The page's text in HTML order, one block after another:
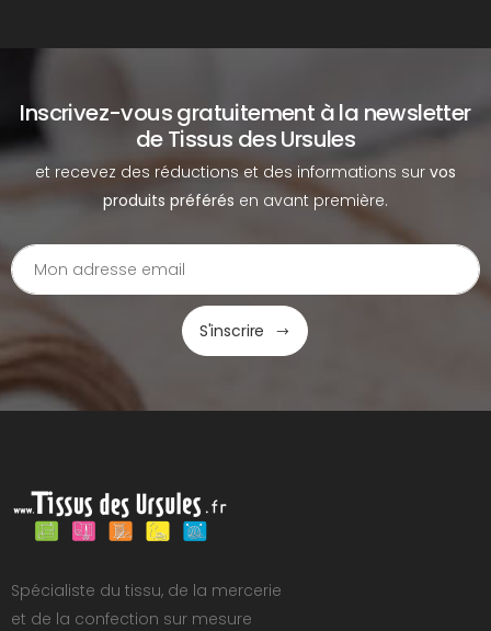
Inscrivez-vous gratuitement à la newsletter
de Tissus des Ursules
et recevez des réductions et des informations sur vos
produits préférés en avant première.
S'inscrire
Spécialiste du tissu, de la mercerie
et de la confection sur mesure